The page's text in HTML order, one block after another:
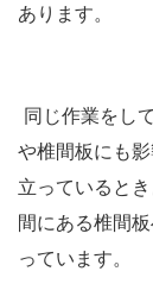
あります。
同じ作業をし
や椎間板にも
立っていると
間にある椎間
っています。